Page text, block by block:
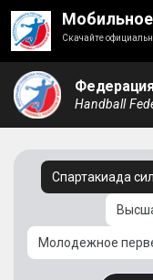
Скачайте
Handball
Спартакиада
Молодежное